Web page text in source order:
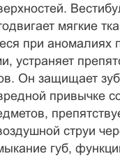
мягкие
при аномалиях
устраняет
Он защищает
привычке
струи
губ,